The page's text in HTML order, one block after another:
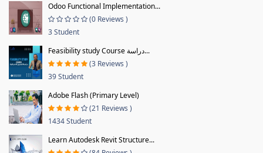
Odoo Functional Implementation...
(0 Reviews )
3 Student
Feasibility study Course دراسة...
(3 Reviews )
39 Student
Adobe Flash (Primary Level)
(21 Reviews )
1434 Student
Learn Autodesk Revit Structure...